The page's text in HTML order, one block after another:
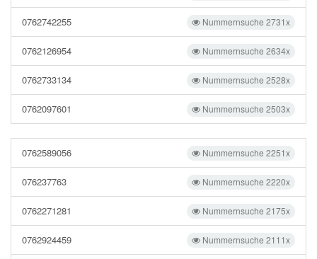
Nummernsuche 2731x
0762742255
Nummernsuche 2634x
0762126954
Nummernsuche 2528x
0762733134
Nummernsuche 2503x
0762097601
Nummernsuche 2251x
0762589056
Nummernsuche 2220x
076237763
Nummernsuche 2175x
0762271281
Nummernsuche 2111x
0762924459